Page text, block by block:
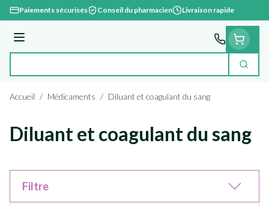
Aller au contenu
Paiements sécurisés Conseil du pharmacien Livraison rapide
Menu
Accueil / Médicaments / Diluant et coagulant du sang
Diluant et coagulant du sang
Filtre